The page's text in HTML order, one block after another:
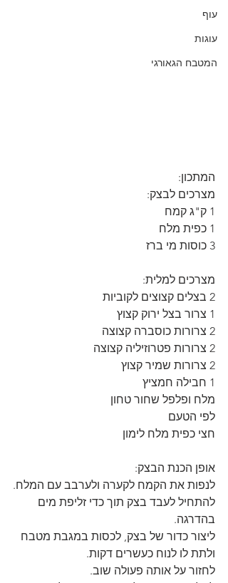
עוף
עוגות
המטבח הגאורגי
המתכון:
מצרכים לבצק:
1 ק"ג קמח
1 כפית מלח
3 כוסות מי ברז
מצרכים למלית:
2 בצלים קצוצים לקוביות
1 צרור בצל ירוק קצוץ
2 צרורות כוסברה קצוצה
2 צרורות פטרוזיליה קצוצה
2 צרורות שמיר קצוץ
1 חבילה חמציץ
מלח ופלפל שחור טחון
לפי הטעם
חצי כפית מלח לימון
אופן הכנת הבצק:
לנפות את הקמח לקערה ולערבב עם המלח.
להתחיל לעבד בצק תוך כדי זליפת מים
בהדרגה.
ליצור כדור של בצק, לכסות במגבת מטבח
ולתת לו לנוח כעשרים דקות.
לחזור על אותה פעולה שוב.